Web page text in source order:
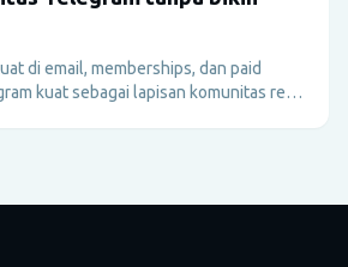
di email, memberships, dan paid
kuat sebagai lapisan komunitas real-